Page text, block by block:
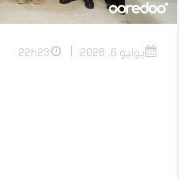
يوليو 6, 2026 22h23